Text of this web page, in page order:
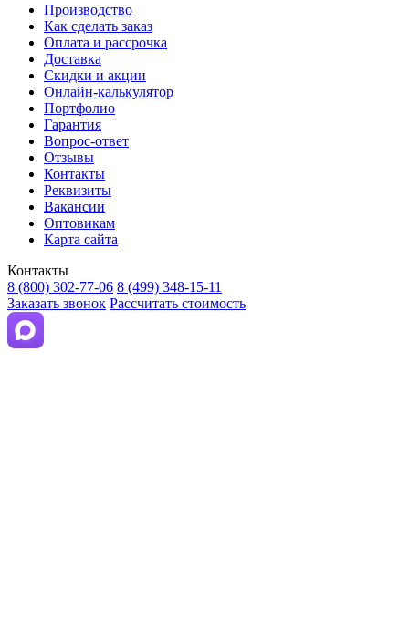
Производство
Как сделать заказ
Оплата и рассрочка
Доставка
Скидки и акции
Онлайн-калькулятор
Портфолио
Гарантия
Вопрос-ответ
Отзывы
Контакты
Реквизиты
Вакансии
Оптовикам
Карта сайта
Контакты
8 (800) 302-77-06 8 (499) 348-15-11
Заказать звонок Рассчитать стоимость